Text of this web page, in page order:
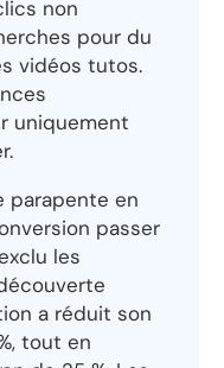
non
pour du
vidéos tutos.
uniquement
parapente en
passer
les
a réduit son
tout en